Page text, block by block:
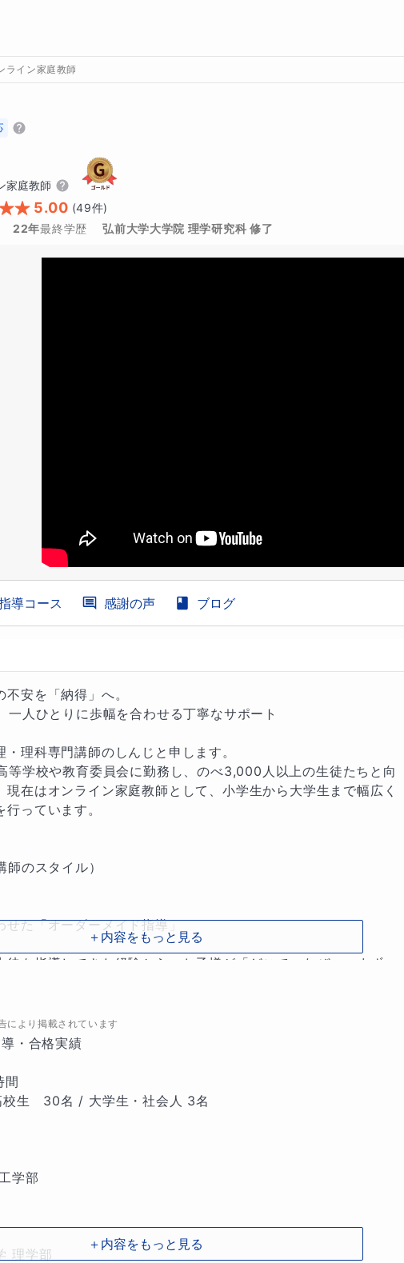
ライン家庭教師
家庭教師
5.00 (49件)
22年最終学歴 弘前大学大学院 理学研究科 修了
導コース 感謝の声 ブログ
安を「納得」へ。
人ひとりに歩幅を合わせる丁寧なサポート
理科専門講師のしんじと申します。
等学校や教育委員会に勤務し、のべ3,000人以上の生徒たちと向
現在はオンライン家庭教師として、小学生から大学生まで幅広く
っています。
師のスタイル）
せた「オーダーメイド指導」
徒を指導してきた経験から、お子様が「どこで、なぜ」つまずい
、かける言葉、説明の順序、を柔軟に変えることができるのが私
導
らない」をそのまま受け止めます。質問しやすい空気作りを何よ
きほぐす視覚的な授業
のではなく、図解、アニメーションを使い、「物理現象のイメー
＋内容をもっと見る
により掲載されています
・合格実績
間
生　30名 / 大学生・社会人 3名
学部
理学部
＋内容をもっと見る